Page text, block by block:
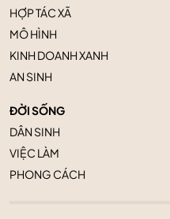
HỢP TÁC XÃ
MÔ HÌNH
KINH DOANH XANH
AN SINH
ĐỜI SỐNG
DÂN SINH
VIỆC LÀM
PHONG CÁCH